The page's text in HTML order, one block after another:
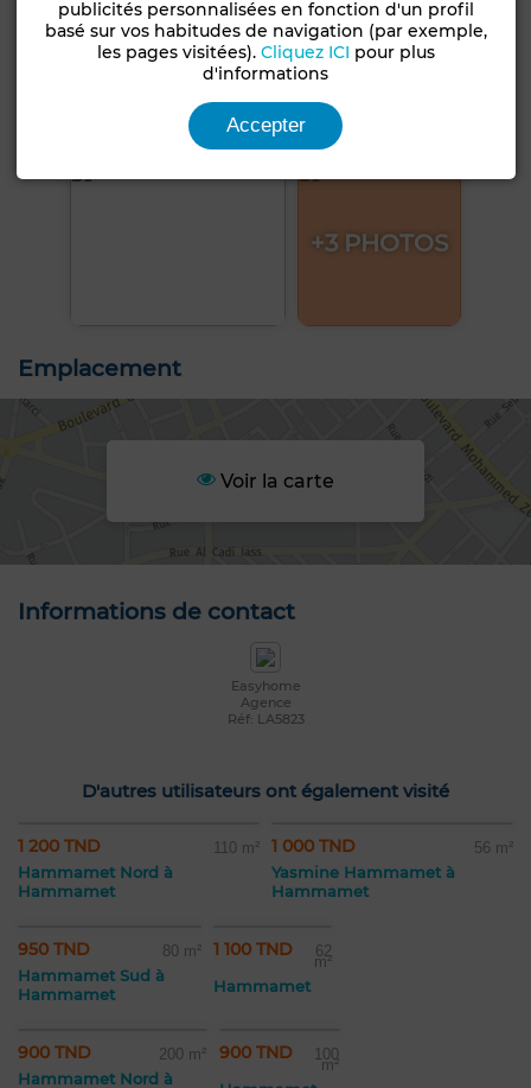
+3 PHOTOS
Emplacement
Voir la carte
Informations de contact
Easyhome
Agence
Réf: LA5823
D'autres utilisateurs ont également visité
1 200 TND 110 m²
Hammamet Nord à
Hammamet
1 000 TND 56 m²
Yasmine Hammamet à
Hammamet
950 TND 80 m²
Hammamet Sud à
Hammamet
1 100 TND 62
m²
Hammamet
900 TND 200 m²
Hammamet Nord à
900 TND 100
m²
publicités personnalisées en fonction d'un profil
basé sur vos habitudes de navigation (par exemple,
les pages visitées). Cliquez ICI pour plus
d'informations
Accepter